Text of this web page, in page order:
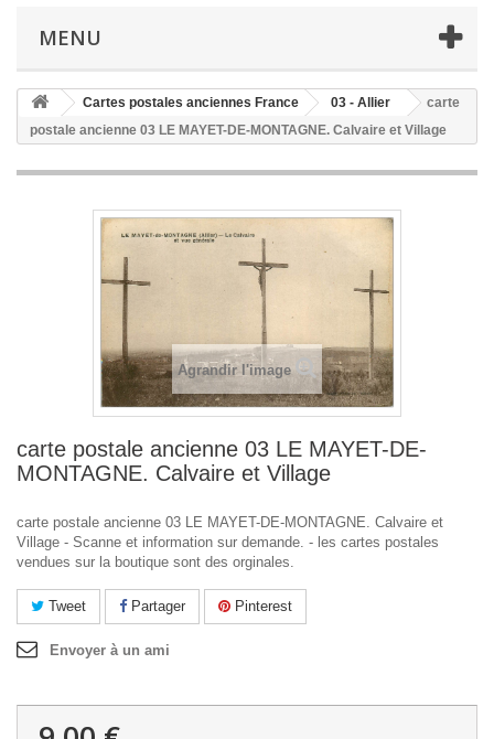
MENU
Cartes postales anciennes France 03 - Allier
carte
postale ancienne 03 LE MAYET-DE-MONTAGNE. Calvaire et Village
Agrandir l'image
carte postale ancienne 03 LE MAYET-DE-
MONTAGNE. Calvaire et Village
carte postale ancienne 03 LE MAYET-DE-MONTAGNE. Calvaire et
Village - Scanne et information sur demande. - les cartes postales
vendues sur la boutique sont des orginales.
Tweet Partager Pinterest
Envoyer à un ami